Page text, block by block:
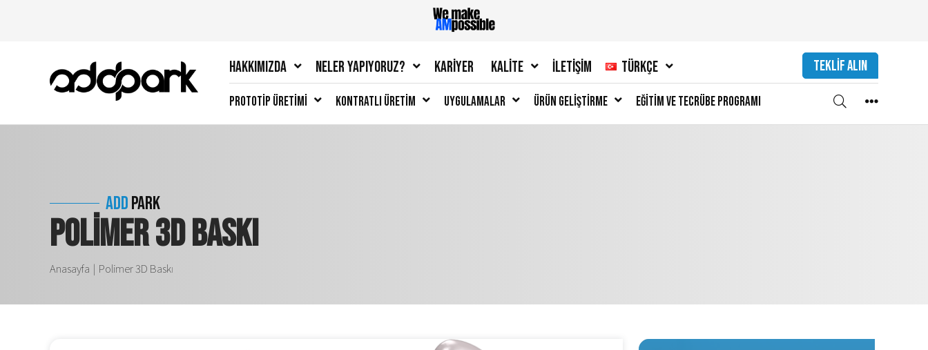
Hakkımızda Neler Yapıyoruz? Kariyer Kalite İletişim TEKLIF ALIN
Türkçe
Prototip Üretimi Kontratlı Üretim Uygulamalar Ürün Geliştirme Eğitim ve Tecrübe Programı
ADDPARK
Polimer 3D Baskı
Anasayfa Polimer 3D Baskı